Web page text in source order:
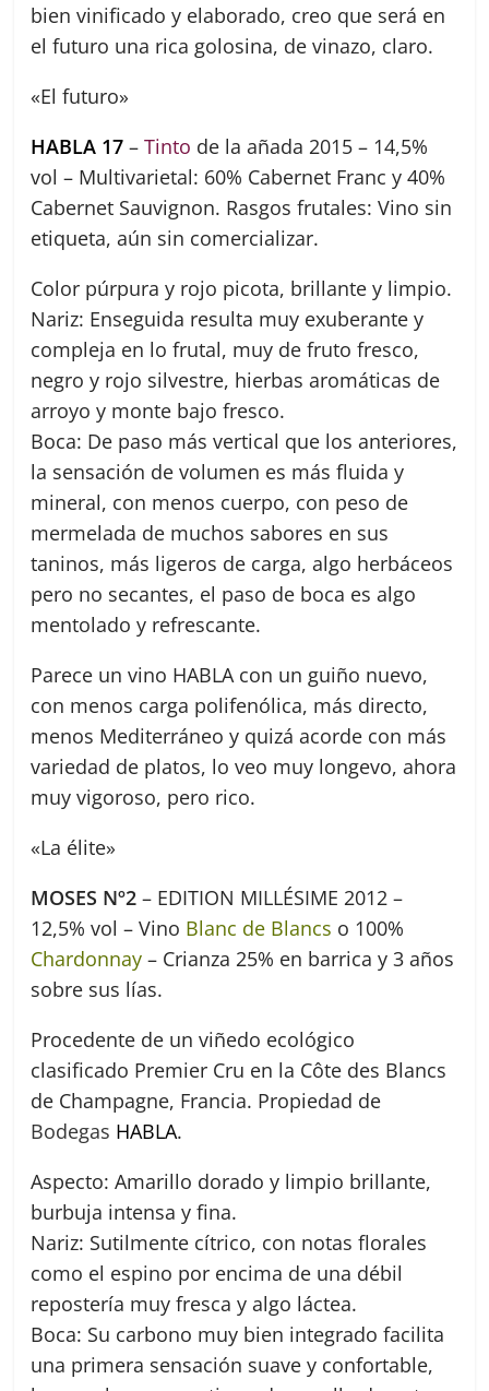
bien vinificado y elaborado, creo que será en
el futuro una rica golosina, de vinazo, claro.
«El futuro»
HABLA 17 –Tinto de la añada 2015 – 14,5%
vol – Multivarietal: 60% Cabernet Franc y 40%
Cabernet Sauvignon. Rasgos frutales: Vino sin
etiqueta, aún sin comercializar.
Color púrpura y rojo picota, brillante y limpio.
Nariz: Enseguida resulta muy exuberante y
compleja en lo frutal, muy de fruto fresco,
negro y rojo silvestre, hierbas aromáticas de
arroyo y monte bajo fresco.
Boca: De paso más vertical que los anteriores,
la sensación de volumen es más fluida y
mineral, con menos cuerpo, con peso de
mermelada de muchos sabores en sus
taninos, más ligeros de carga, algo herbáceos
pero no secantes, el paso de boca es algo
mentolado y refrescante.
Parece un vino HABLA con un guiño nuevo,
con menos carga polifenólica, más directo,
menos Mediterráneo y quizá acorde con más
variedad de platos, lo veo muy longevo, ahora
muy vigoroso, pero rico.
«La élite»
MOSES Nº2 – EDITION MILLÉSIME 2012 –
12,5% vol – Vino Blanc de Blancs o 100%
Chardonnay – Crianza 25% en barrica y 3 años
sobre sus lías.
Procedente de un viñedo ecológico
clasificado Premier Cru en la Côte des Blancs
de Champagne, Francia. Propiedad de
Bodegas HABLA.
Aspecto: Amarillo dorado y limpio brillante,
burbuja intensa y fina.
Nariz: Sutilmente cítrico, con notas florales
como el espino por encima de una débil
repostería muy fresca y algo láctea.
Boca: Su carbono muy bien integrado facilita
una primera sensación suave y confortable,